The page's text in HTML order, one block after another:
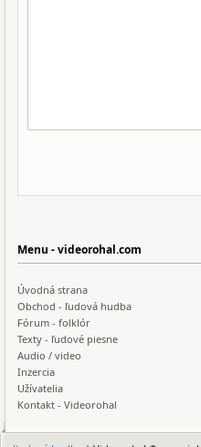
Menu - videorohal.com
Úvodná strana
Obchod - ľudová hudba
Fórum - folklór
Texty - ľudové piesne
Audio / video
Inzercia
Užívatelia
Kontakt - Videorohal